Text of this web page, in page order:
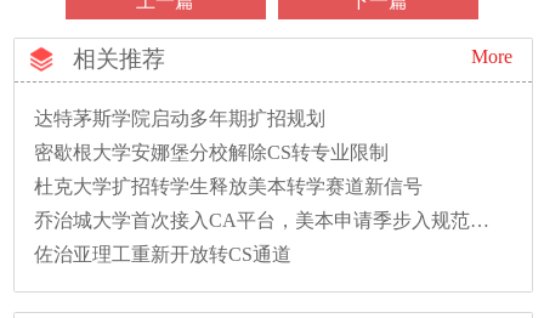
相关推荐 More
达特茅斯学院启动多年期扩招规划
密歇根大学安娜堡分校解除CS转专业限制
杜克大学扩招转学生释放美本转学赛道新信号
乔治城大学首次接入CA平台，美本申请季步入规范新时代
佐治亚理工重新开放转CS通道